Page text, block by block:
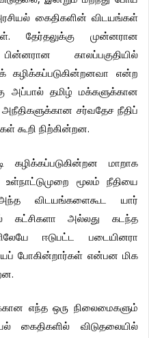
கைதிகளின் விடயங்கள்
. தேர்தலுக்கு
முன்னரான
பின்னரான
காலப்பகுதியில்
கழிக்கப்படுகின்றனவா
என்ற
அப்பால் தமிழ்
மக்களுக்கான
அநீதிகளுக்கான சர்வதேச நீதிப்
கூறி நிற்கின்றன.
கழிக்கப்படுகின்றன
மாறாக
உள்நாட்டுமுறை மூலம்
நீதியை
விடயங்களைகூட
யார்
கட்சிகளா அல்லது
கடந்த
ஈடுபட்ட
படையினரா
போகின்றார்கள் என்பன மிக
.
எந்த ஒரு நிலைமைகளும்
கைதிகளில்
விடுதலையில்